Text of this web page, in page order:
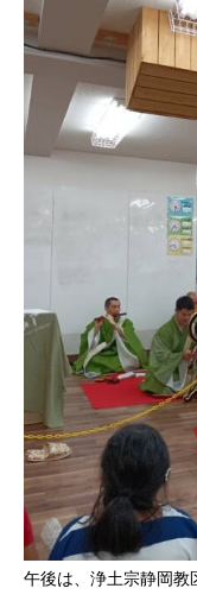
午後は、浄土宗静岡教